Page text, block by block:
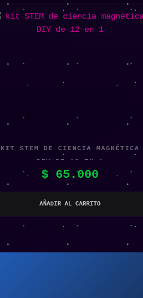
KIT STEM DE CIENCIA MAGNÉTICA
DIY DE 12 EN 1
$65.000
AÑADIR AL CARRITO